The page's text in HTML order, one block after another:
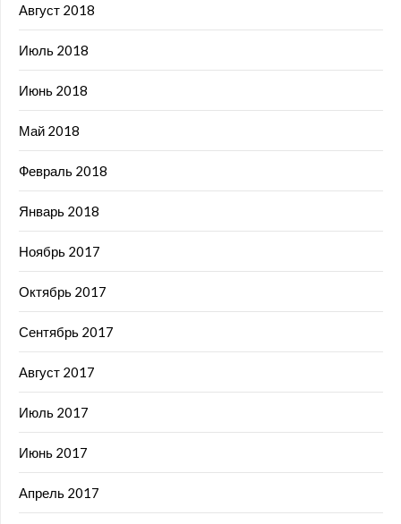
Август 2018
Июль 2018
Июнь 2018
Май 2018
Февраль 2018
Январь 2018
Ноябрь 2017
Октябрь 2017
Сентябрь 2017
Август 2017
Июль 2017
Июнь 2017
Апрель 2017